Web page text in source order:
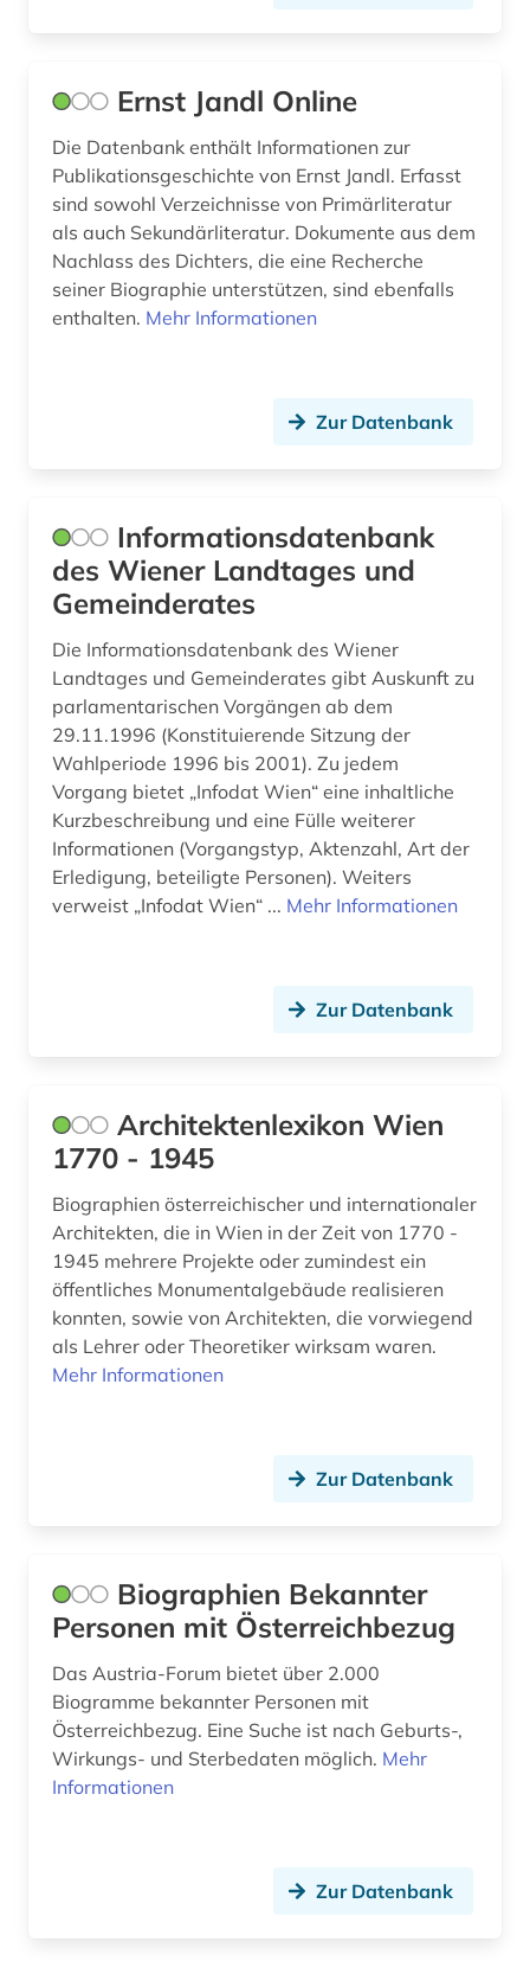
geoinformation (1)
geosphere austria (körperschaft) (1)
germanistik (1)
gesamtausgabe (1)
gesangbuch (1)
geschichte 1450-1900 (1)
geschichte 1500 - 1800 (1)
geschichte 1750-1848 (1)
geschichte 1800- (1)
geschichte 1800-1930 (1)
geschichte 1815-1945 (1)
geschichte 1880-1945 (1)
geschichte 1914-1945 (1)
geschichte 1917-1970 (1)
geschichte 1933-1945 (1)
geschichte 1938-1945 (10)
geschichte 500 - 1250 (1)
geschichte <1848 -1938> (1)
geschichte <1938> (1)
geschichte der romanistik (1)
geschäftsordnung einführung (1)
geschäftstätigkeit (1)
gesetz (2)
gesetzeskommentare (1)
grab (3)
Ernst Jandl Online
Die Datenbank enthält Informationen zur
Publikationsgeschichte von Ernst Jandl. Erfasst
sind sowohl Verzeichnisse von Primärliteratur
als auch Sekundärliteratur. Dokumente aus dem
Nachlass des Dichters, die eine Recherche
seiner Biographie unterstützen, sind ebenfalls
enthalten. Mehr Informationen
Zur Datenbank
Informationsdatenbank
des Wiener Landtages und
Gemeinderates
Die Informationsdatenbank des Wiener
Landtages und Gemeinderates gibt Auskunft zu
parlamentarischen Vorgängen ab dem
29.11.1996 (Konstituierende Sitzung der
Wahlperiode 1996 bis 2001). Zu jedem
Vorgang bietet „Infodat Wien“ eine inhaltliche
Kurzbeschreibung und eine Fülle weiterer
Informationen (Vorgangstyp, Aktenzahl, Art der
Erledigung, beteiligte Personen). Weiters
verweist „Infodat Wien“ ... Mehr Informationen
Zur Datenbank
Architektenlexikon Wien
1770 - 1945
Biographien österreichischer und internationaler
Architekten, die in Wien in der Zeit von 1770 -
1945 mehrere Projekte oder zumindest ein
öffentliches Monumentalgebäude realisieren
konnten, sowie von Architekten, die vorwiegend
als Lehrer oder Theoretiker wirksam waren.
Mehr Informationen
Zur Datenbank
Biographien Bekannter
Personen mit Österreichbezug
Das Austria-Forum bietet über 2.000
Biogramme bekannter Personen mit
Österreichbezug. Eine Suche ist nach Geburts-,
Wirkungs- und Sterbedaten möglich. Mehr
Informationen
Zur Datenbank